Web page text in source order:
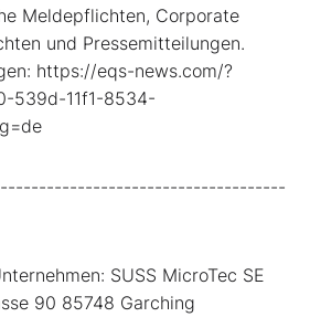
Meldepflichten, Corporate
und Pressemitteilungen.
https://eqs-news.com/?
539d-11f1-8534-
SUSS MicroTec SE
90 85748 Garching